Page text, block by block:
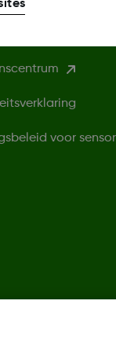
voor